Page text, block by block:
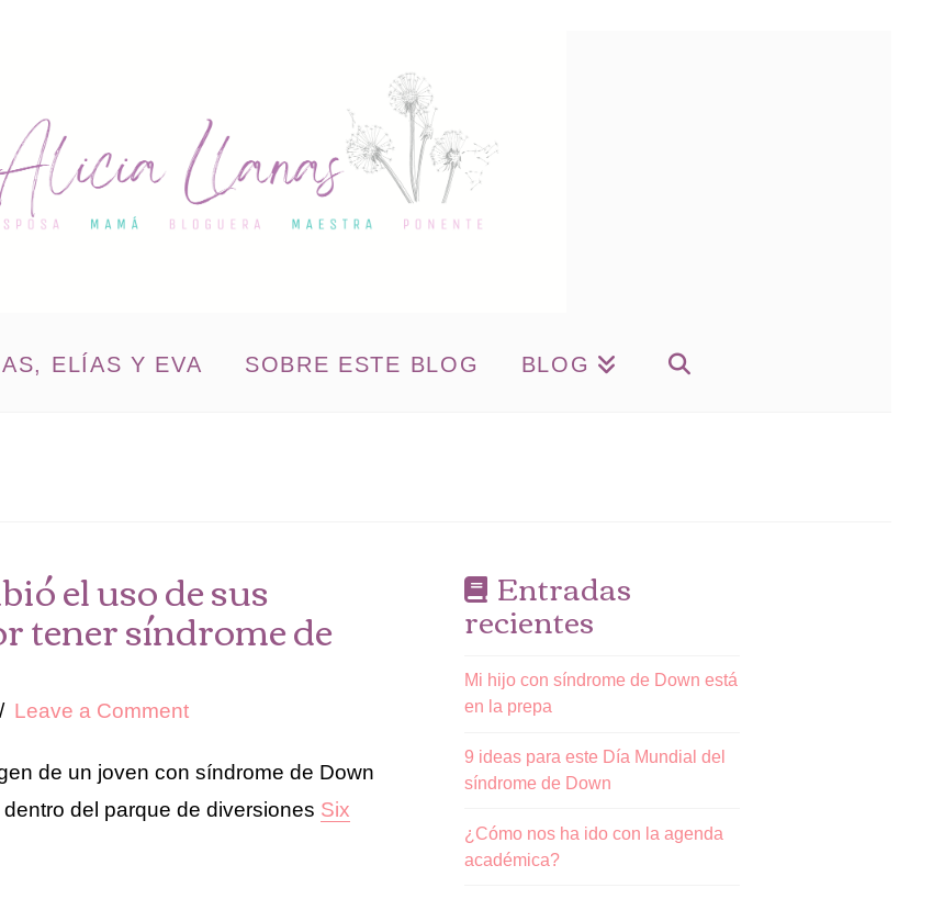
ELÍAS Y EVA SOBRE ESTE BLOG BLOG
el uso de sus
tener síndrome de
Leave a Comment
de un joven con síndrome de Down
del parque de diversiones Six
Entradas
recientes
Mi hijo con síndrome de Down está
en la prepa
9 ideas para este Día Mundial del
síndrome de Down
¿Cómo nos ha ido con la agenda
académica?